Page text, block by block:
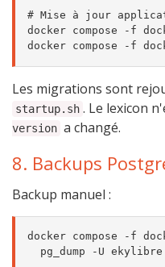
# Mise à jour
docker compose -f
Les migrations sont
startup.sh . Le lexicon
version a changé.
8. Backups
Backup manuel :
docker compose -f